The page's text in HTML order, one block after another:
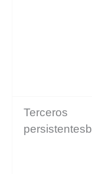
Terceros
persistentesb